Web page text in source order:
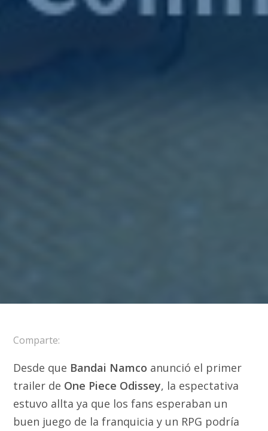
Comparte:
Desde que Bandai Namco anunció el primer
trailer de One Piece Odissey, la espectativa
estuvo allta ya que los fans esperaban un
buen juego de la franquicia y un RPG podría